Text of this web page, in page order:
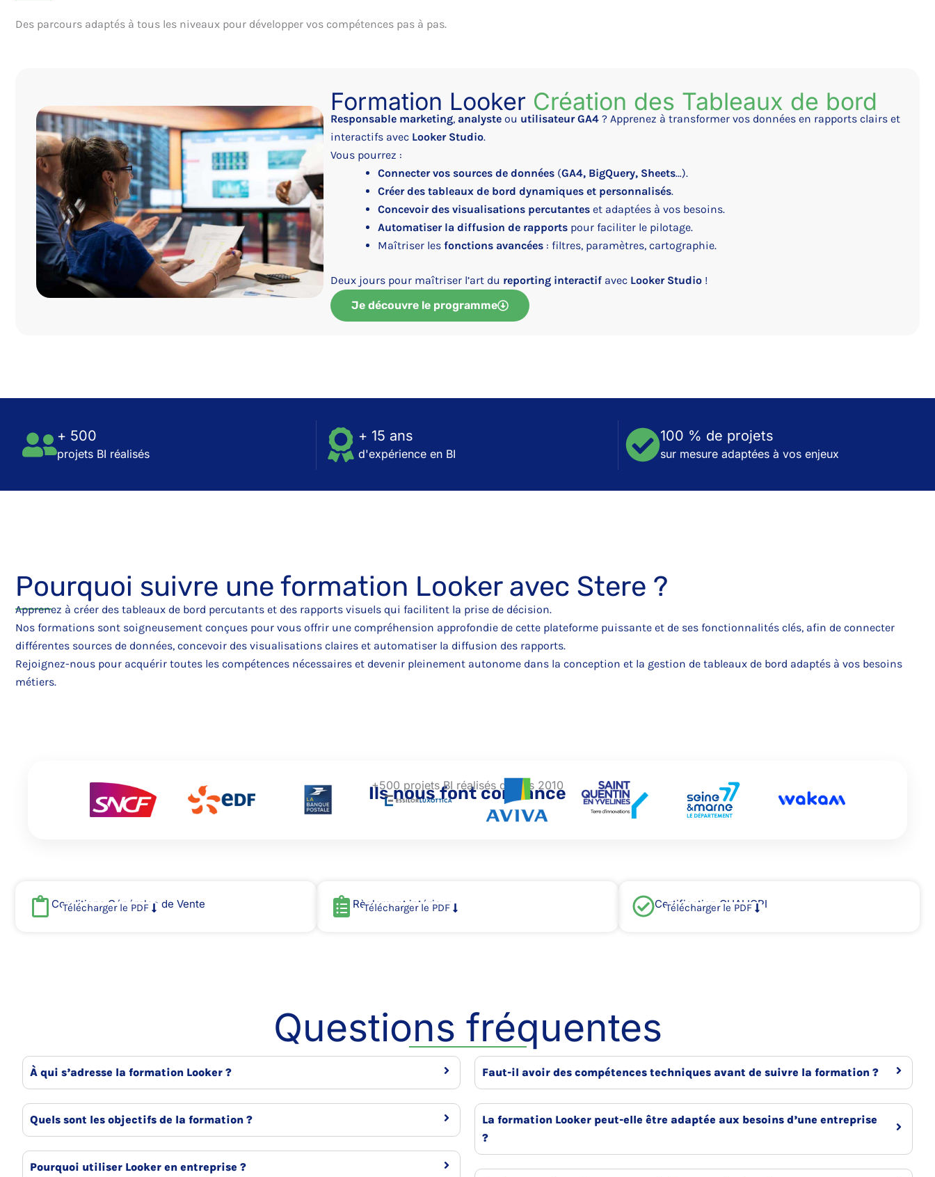
Des parcours adaptés à tous les niveaux pour développer vos compétences pas à pas.
Formation Looker Création des Tableaux de bord
Responsable marketing, analyste ou utilisateur GA4 ? Apprenez à transformer vos données en rapports clairs et
interactifs avec Looker Studio.
Vous pourrez :
Connecter vos sources de données (GA4, BigQuery, Sheets…).
Créer des tableaux de bord dynamiques et personnalisés.
Concevoir des visualisations percutantes et adaptées à vos besoins.
Automatiser la diffusion de rapports pour faciliter le pilotage.
Maîtriser lesfonctions avancées : filtres, paramètres, cartographie.
Deux jours pour maîtriser l’art du reporting interactif avec Looker Studio !
Je découvre le programme
+ 500
projets BI réalisés
+ 15 ans
d'expérience en BI
100 % de projets
sur mesure adaptées à vos enjeux
Pourquoi suivre une formation Looker avec Stere ?
Apprenez à créer des tableaux de bord percutants et des rapports visuels qui facilitent la prise de décision.
Nos formations sont soigneusement conçues pour vous offrir une compréhension approfondie de cette plateforme puissante et de ses fonctionnalités clés, afin de connecter
différentes sources de données, concevoir des visualisations claires et automatiser la diffusion des rapports.
Rejoignez-nous pour acquérir toutes les compétences nécessaires et devenir pleinement autonome dans la conception et la gestion de tableaux de bord adaptés à vos besoins
métiers.
Ils nous font confiance
+500 projets BI réalisés depuis 2010
Conditions Générales de Vente
Télécharger le PDF Règlement intérieur
Télécharger le PDF Certification QUALIOPI
Télécharger le PDF
Questions fréquentes
À qui s’adresse la formation Looker ?
Quels sont les objectifs de la formation ?
Pourquoi utiliser Looker en entreprise ?
Faut-il avoir des compétences techniques avant de suivre la formation ?
La formation Looker peut-elle être adaptée aux besoins d’une entreprise
?